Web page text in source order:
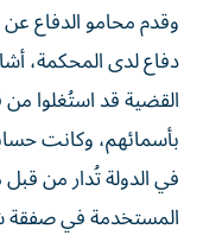
وقدم محامو الدفاع
دفاع لدى المحكمة،
القضية قد استُغلوا
بأسمائهم، وكانت
في الدولة تُدار من
المستخدمة في صفقة